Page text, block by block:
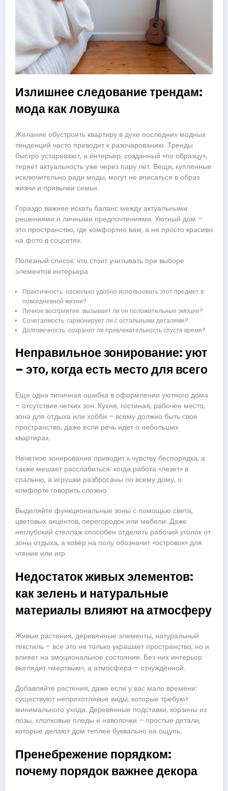
Излишнее следование трендам:
мода как ловушка
Желание обустроить квартиру в духе последних модных
тенденций часто приводит к разочарованию. Тренды
быстро устаревают, а интерьер, созданный «по образцу»,
теряет актуальность уже через пару лет. Вещи, купленные
исключительно ради моды, могут не вписаться в образ
жизни и привычки семьи.
Гораздо важнее искать баланс между актуальными
решениями и личными предпочтениями. Уютный дом –
это пространство, где комфортно вам, а не просто красиво
на фото в соцсетях.
Полезный список: что стоит учитывать при выборе
элементов интерьера
Практичность: насколько удобно использовать этот предмет в
повседневной жизни?
Личное восприятие: вызывает ли он положительные эмоции?
Сочетаемость: гармонирует ли с остальными деталями?
Долговечность: сохранит ли привлекательность спустя время?
Неправильное зонирование: уют
– это, когда есть место для всего
Еще одна типичная ошибка в оформлении уютного дома
– отсутствие четких зон. Кухня, гостиная, рабочее место,
зона для отдыха или хобби – всему должно быть свое
пространство, даже если речь идет о небольших
квартирах.
Нечеткое зонирование приводит к чувству беспорядка, а
также мешает расслабиться: когда работа «лезет» в
спальню, а игрушки разбросаны по всему дому, о
комфорте говорить сложно.
Выделяйте функциональные зоны с помощью света,
цветовых акцентов, перегородок или мебели. Даже
неглубокий стеллаж способен отделить рабочий уголок от
зоны отдыха, а ковёр на полу обозначит «островок» для
чтения или игр.
Недостаток живых элементов:
как зелень и натуральные
материалы влияют на атмосферу
Живые растения, деревянные элементы, натуральный
текстиль – все это не только украшает пространство, но и
влияет на эмоциональное состояние. Без них интерьер
выглядит «мертвым», а атмосфера – отчуждённой.
Добавляйте растения, даже если у вас мало времени:
существуют неприхотливые виды, которые требуют
минимального ухода. Деревянные подставки, корзины из
лозы, хлопковые пледы и наволочки – простые детали,
которые делают дом теплее буквально на ощупь.
Пренебрежение порядком:
почему порядок важнее декора